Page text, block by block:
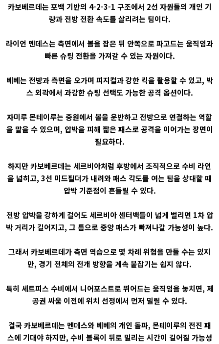
카보베르데는 포백 기반의 4-2-3-1 구조에서 2선 자원들의 개인 기
량과 전방 전환 속도를 살리려는 팀이다.
라이언 멘데스는 측면에서 볼을 잡은 뒤 안쪽으로 파고드는 움직임과
빠른 슈팅 전환을 가져갈 수 있는 자원이다.
베베는 전방과 측면을 오가며 피지컬과 강한 킥을 활용할 수 있고, 박
스 외곽에서 과감한 슈팅 선택도 가능한 공격 옵션이다.
자미루 몬테이루는 중원에서 볼을 운반하고 전방으로 연결하는 역할
을 맡을 수 있으며, 압박을 피해 짧은 패스로 공격을 이어가는 장면이
필요하다.
하지만 카보베르데는 세르비아처럼 후방에서 조직적으로 수비 라인
을 넓히고, 3선 미드필더가 내려와 패스 각도를 여는 팀을 상대할 때
압박 기준점이 흔들릴 수 있다.
전방 압박을 강하게 걸어도 세르비아 센터백들이 넓게 벌리면 1차 압
박 거리가 길어지고, 그 틈으로 중앙 패스가 빠져나갈 가능성이 높다.
그래서 카보베르데가 측면 역습으로 몇 차례 위협을 만들 수는 있지
만, 경기 전체의 전개 방향을 계속 붙잡기는 쉽지 않다.
특히 세트피스 수비에서 니어포스트로 뛰어드는 움직임을 놓치면, 제
공권 싸움 이전에 위치 선정에서 먼저 밀릴 수 있다.
결국 카보베르데는 멘데스와 베베의 개인 돌파, 몬테이루의 전진 패
스에 기대야 하지만, 수비 블록이 뒤로 밀리는 시간이 길어질 가능성